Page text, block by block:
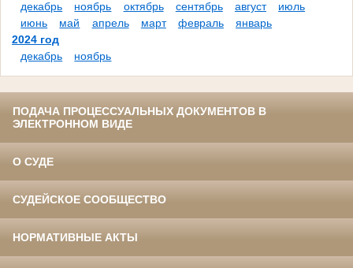
декабрь ноябрь октябрь сентябрь август
июль
июнь
май апрель март февраль
январь
2024 год
декабрь
ноябрь
ПОДАЧА ПРОЦЕССУАЛЬНЫХ ДОКУМЕНТОВ В
ЭЛЕКТРОННОМ ВИДЕ
О СУДЕ
СУДЕЙСКОЕ СООБЩЕСТВО
НОРМАТИВНЫЕ АКТЫ